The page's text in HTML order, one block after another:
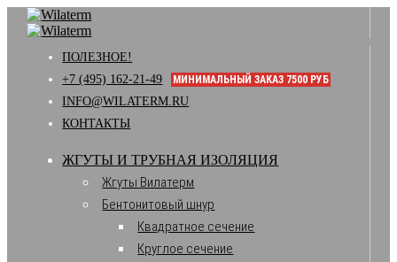
ПОЛЕЗНОЕ!
+7 (495) 162-21-49
МИНИМАЛЬНЫЙ ЗАКАЗ 7500 РУБ
INFO@WILATERM.RU
КОНТАКТЫ
ЖГУТЫ И ТРУБНАЯ ИЗОЛЯЦИЯ
Жгуты Вилатерм
Бентонитовый шнур
Квадратное сечение
Круглое сечение